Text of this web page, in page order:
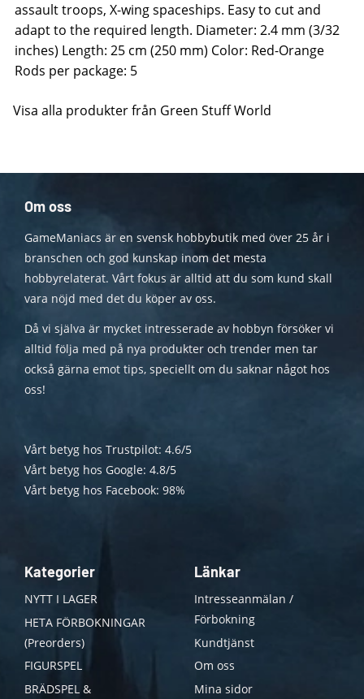
assault troops, X-wing spaceships. Easy to cut and
adapt to the required length. Diameter: 2.4 mm (3/32
inches) Length: 25 cm (250 mm) Color: Red-Orange
Rods per package: 5
Visa alla produkter från Green Stuff World
Om oss
GameManiacs är en svensk hobbybutik med över 25 år i
branschen och god kunskap inom det mesta
hobbyrelaterat. Vårt fokus är alltid att du som kund skall
vara nöjd med det du köper av oss.
Då vi själva är mycket intresserade av hobbyn försöker vi
alltid följa med på nya produkter och trender men tar
också gärna emot tips, speciellt om du saknar något hos
oss!
Vårt betyg hos Trustpilot: 4.6/5
Vårt betyg hos Google: 4.8/5
Vårt betyg hos Facebook: 98%
Kategorier
NYTT I LAGER
HETA FÖRBOKNINGAR
(Preorders)
FIGURSPEL
BRÄDSPEL &
Länkar
Intresseanmälan /
Förbokning
Kundtjänst
Om oss
Mina sidor